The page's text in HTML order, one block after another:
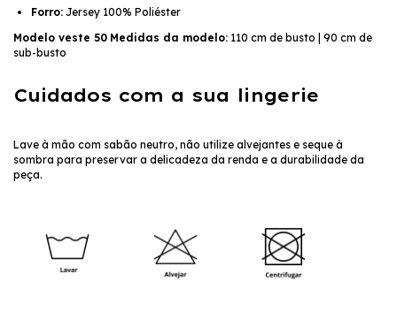
Forro: Jersey 100% Poliéster
Modelo veste 50 Medidas da modelo: 110 cm de busto | 90 cm de
sub-busto
Cuidados com a sua lingerie
Lave à mão com sabão neutro, não utilize alvejantes e seque à
sombra para preservar a delicadeza da renda e a durabilidade da
peça.